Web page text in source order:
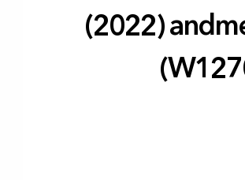
(2022)